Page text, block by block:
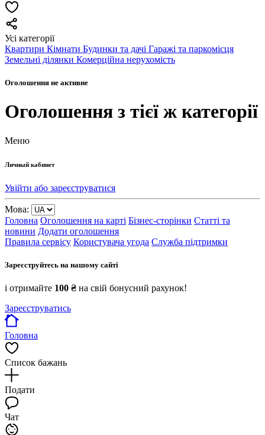
Усі категорії
Квартири Кімнати Будинки та дачі Гаражі та паркомісця
Земельні ділянки Комерційна нерухомість
Оголошення не активне
Оголошення з тієї ж категорії
Меню
Личный кабинет
Увійти або зареєструватися
Мова:
Головна Оголошення на карті Бізнес-сторінки Статті та
новини Додати оголошення
Правила сервісу Користувача угода Служба підтримки
Зареєструйтесь на нашому сайті
і отримайте 100 ₴ на свій бонусний рахунок!
Зареєструватись
Головна
Список бажань
Подати
Чат